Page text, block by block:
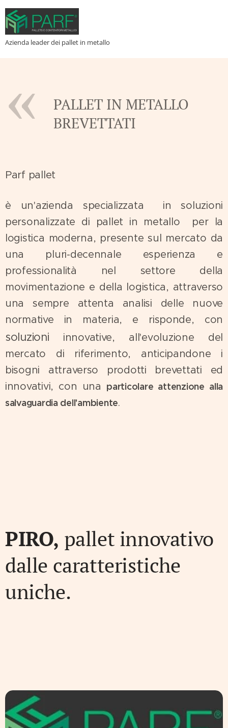
Azienda leader dei pallet in metallo
PALLET IN METALLO
BREVETTATI
Parf pallet
è un'azienda specializzata in soluzioni
personalizzate di pallet in metallo per la
logistica moderna, presente sul mercato da
una pluri-decennale esperienza e
professionalità nel settore della
movimentazione e della logistica, attraverso
una sempre attenta analisi delle nuove
normative in materia, e risponde, con
soluzioni innovative, all'evoluzione del
mercato di riferimento, anticipandone i
bisogni attraverso prodotti brevettati ed
innovativi, con una particolare attenzione alla
salvaguardia dell'ambiente.
PIRO, pallet innovativo
dalle caratteristiche
uniche.